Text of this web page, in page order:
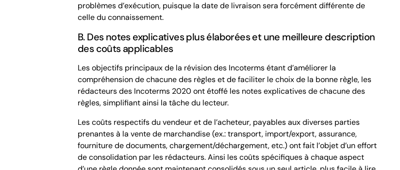
problèmes d’exécution, puisque la date de livraison sera forcément différente de
celle du connaissement.
B. Des notes explicatives plus élaborées et une meilleure description
des coûts applicables
Les objectifs principaux de la révision des Incoterms étant d’améliorer la
compréhension de chacune des règles et de faciliter le choix de la bonne règle, les
rédacteurs des Incoterms 2020 ont étoffé les notes explicatives de chacune des
règles, simplifiant ainsi la tâche du lecteur.
Les coûts respectifs du vendeur et de l’acheteur, payables aux diverses parties
prenantes à la vente de marchandise (ex.: transport, import/export, assurance,
fourniture de documents, chargement/déchargement, etc.) ont fait l’objet d’un effort
de consolidation par les rédacteurs. Ainsi les coûts spécifiques à chaque aspect